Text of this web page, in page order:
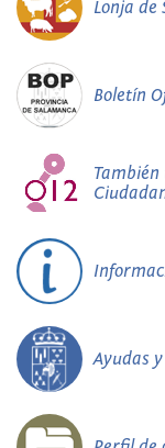
Lonja de
Boletín
También
Ayudas